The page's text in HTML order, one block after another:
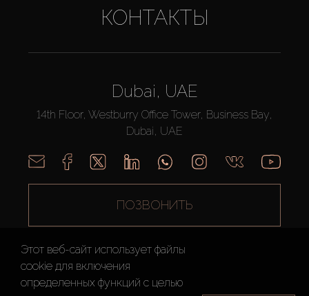
КОНТАКТЫ
Dubai, UAE
14th Floor, Westburry Office Tower, Business Bay,
Dubai, UAE
ПОЗВОНИТЬ
Этот веб-сайт использует файлы
cookie для включения
определенных функций c целью